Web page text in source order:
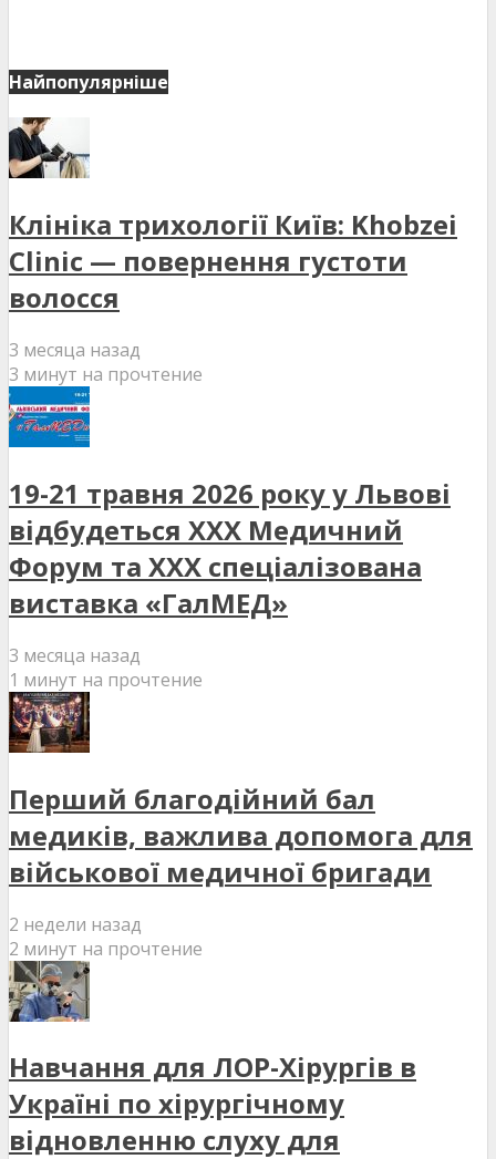
Найпопулярніше
Клініка трихології Київ: Khobzei
Clinic — повернення густоти
волосся
3 месяца назад
3 минут на прочтение
19-21 травня 2026 року у Львові
відбудеться XXX Медичний
Форум та XXX спеціалізована
виставка «ГалМЕД»
3 месяца назад
1 минут на прочтение
Перший благодійний бал
медиків, важлива допомога для
військової медичної бригади
2 недели назад
2 минут на прочтение
Навчання для ЛОР-Хірургів в
Україні по хірургічному
відновленню слуху для